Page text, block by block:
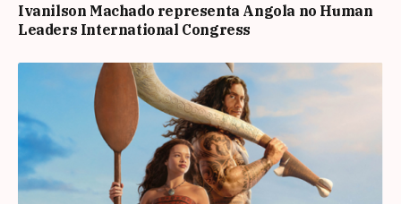
Ivanilson Machado representa Angola no Human
Leaders International Congress